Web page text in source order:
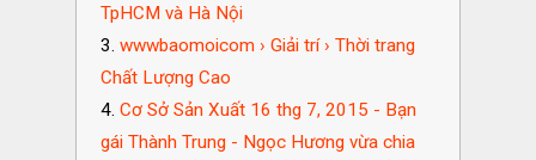
TpHCM và Hà Nội
wwwbaomoicom › Giải trí › Thời trang
Chất Lượng Cao
Cơ Sở Sản Xuất 16 thg 7, 2015 - Bạn
gái Thành Trung - Ngọc Hương vừa chia